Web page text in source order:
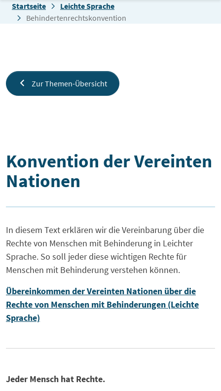
Zum Inhalt springen
Startseite
Leichte Sprache
Behindertenrechtskonvention
Zur Themen-Übersicht
Behindertenrechtskonvention
Konvention der Vereinten
Nationen
In diesem Text erklären wir die Vereinbarung über die
Rechte von Menschen mit Behinderung in Leichter
Sprache. So soll jeder diese wichtigen Rechte für
Menschen mit Behinderung verstehen können.
Übereinkommen der Vereinten Nationen über die
Rechte von Menschen mit Behinderungen (Leichte
Sprache)
Jeder Mensch hat Rechte.